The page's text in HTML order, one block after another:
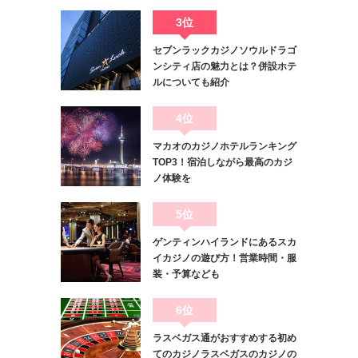
3位
セブンラックカジノソウルドラゴ
ンシティ店の魅力とは？併設ホテ
ルについても紹介
4位
マカオのカジノホテルランキング
TOP3！宿泊しながら最高のカジ
ノ体験を
5位
ゲンティンハイランドにあるスカ
イカジノの遊び方！営業時間・服
装・予算なども
6位
ラスベガス通がおすすめする初め
てのカジノラスベガスのカジノの